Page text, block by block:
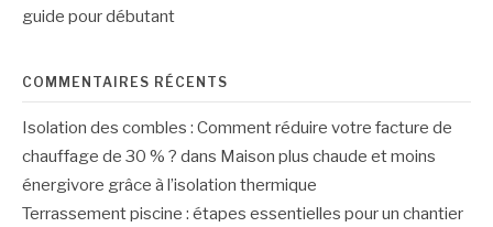
guide pour débutant
COMMENTAIRES RÉCENTS
Isolation des combles : Comment réduire votre facture de
chauffage de 30 % ? dans Maison plus chaude et moins
énergivore grâce à l’isolation thermique
Terrassement piscine : étapes essentielles pour un chantier